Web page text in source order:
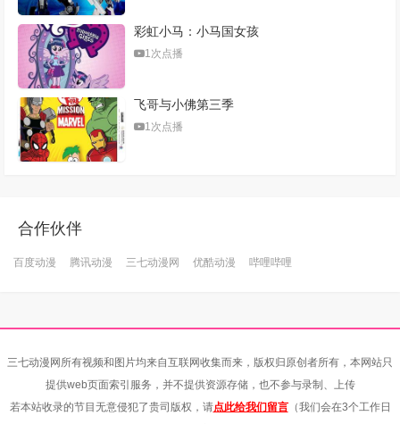
彩虹小马：小马国女孩
1次点播
飞哥与小佛第三季
1次点播
合作伙伴
百度动漫 腾讯动漫 三七动漫网 优酷动漫 哔哩哔哩
三七动漫网所有视频和图片均来自互联网收集而来，版权归原创者所有，本网站只
提供web页面索引服务，并不提供资源存储，也不参与录制、上传
若本站收录的节目无意侵犯了贵司版权，请点此给我们留言（我们会在3个工作日